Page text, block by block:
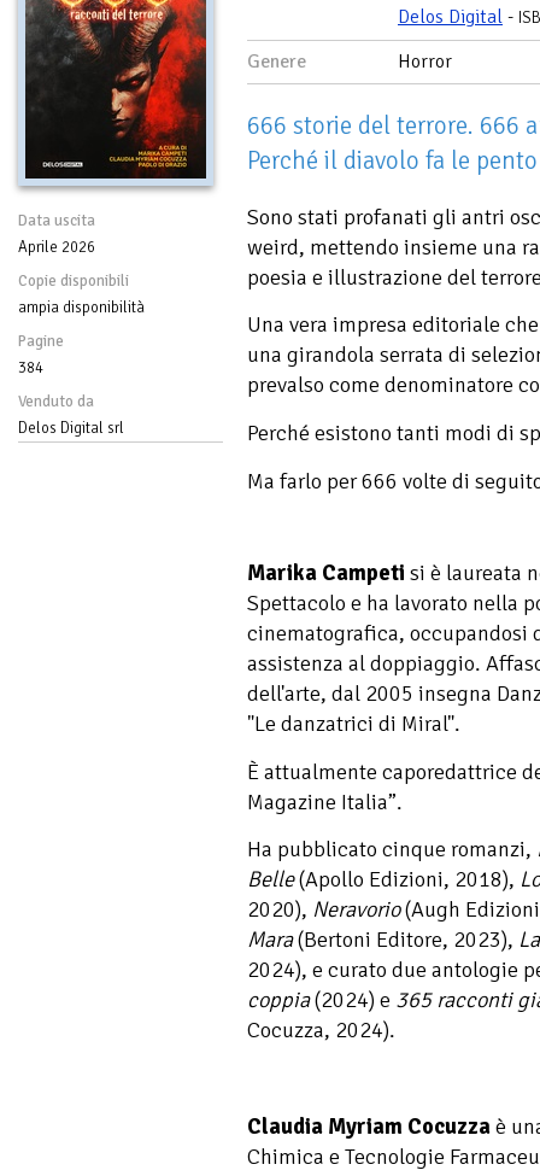
Data uscita
Aprile 2026
Copie disponibili
ampia disponibilità
Pagine
384
Venduto da
Delos Digital srl
Delos Digital -
Genere Horror
666 storie del terrore. 666
Perché il diavolo fa le
Sono stati profanati gli antri
weird, mettendo insieme una
poesia e illustrazione del
Una vera impresa editoriale
una girandola serrata di
prevalso come denominatore
Perché esistono tanti modi di
Ma farlo per 666 volte di
Marika Campeti si è laureata
Spettacolo e ha lavorato nella
cinematografica, occupandosi
assistenza al doppiaggio.
dell'arte, dal 2005 insegna
"Le danzatrici di Miral".
È attualmente caporedattrice
Magazine Italia”.
Ha pubblicato cinque romanzi,
Belle(Apollo Edizioni, 2018),
2020), Neravorio(Augh
Mara(Bertoni Editore, 2023),
2024), e curato due antologie
coppia(2024) e 365 racconti
Cocuzza, 2024).
Claudia Myriam Cocuzzaè
Chimica e Tecnologie